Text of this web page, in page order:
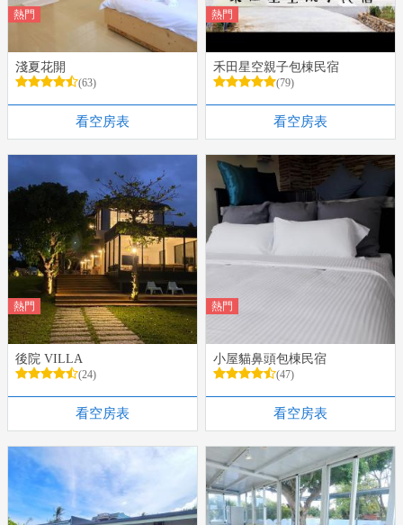
熱門
淺夏花開
(63)
看空房表
熱門
禾田星空親子包棟民宿
(79)
看空房表
熱門
後院 VILLA
(24)
看空房表
熱門
小屋貓鼻頭包棟民宿
(47)
看空房表